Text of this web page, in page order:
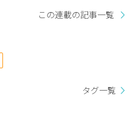
この連載の記事一覧
タグ一覧